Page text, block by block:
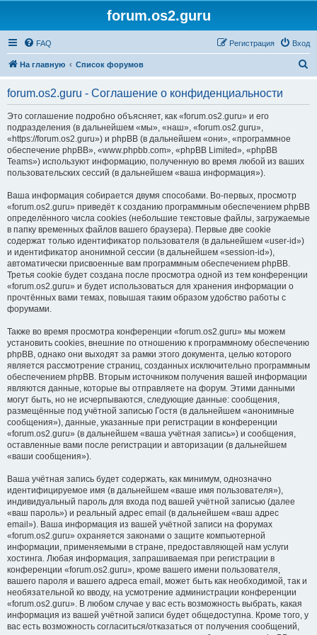
forum.os2.guru
FAQ Вход
Регистрация
На главную Список форумов
forum.os2.guru - Соглашение о конфиденциальности
Это соглашение подробно объясняет, как «forum.os2.guru» и его
подразделения (в дальнейшем «мы», «наш», «forum.os2.guru»,
«https://forum.os2.guru») и phpBB (в дальнейшем «они», «программное
обеспечение phpBB», «www.phpbb.com», «phpBB Limited», «phpBB
Teams») используют информацию, полученную во время любой из ваших
пользовательских сессий (в дальнейшем «ваша информация»).
Ваша информация собирается двумя способами. Во-первых, просмотр
«forum.os2.guru» приведёт к созданию программным обеспечением phpBB
определённого числа cookies (небольшие текстовые файлы, загружаемые
в папку временных файлов вашего браузера). Первые две cookie
содержат только идентификатор пользователя (в дальнейшем «user-id»)
и идентификатор анонимной сессии (в дальнейшем «session-id»),
автоматически присвоенные вам программным обеспечением phpBB.
Третья cookie будет создана после просмотра одной из тем конференции
«forum.os2.guru» и будет использоваться для хранения информации о
прочтённых вами темах, повышая таким образом удобство работы с
форумами.
Также во время просмотра конференции «forum.os2.guru» мы можем
установить cookies, внешние по отношению к программному обеспечению
phpBB, однако они выходят за рамки этого документа, целью которого
является рассмотрение страниц, созданных исключительно программным
обеспечением phpBB. Вторым источником получения вашей информации
являются данные, которые вы отправляете на форум. Этими данными
могут быть, но не исчерпываются, следующие данные: сообщения,
размещённые под учётной записью Гостя (в дальнейшем «анонимные
сообщения»), данные, указанные при регистрации в конференции
«forum.os2.guru» (в дальнейшем «ваша учётная запись») и сообщения,
оставленные вами после регистрации и авторизации (в дальнейшем
«ваши сообщения»).
Ваша учётная запись будет содержать, как минимум, однозначно
идентифицируемое имя (в дальнейшем «ваше имя пользователя»),
индивидуальный пароль для входа под вашей учётной записью (далее
«ваш пароль») и реальный адрес email (в дальнейшем «ваш адрес
email»). Ваша информация из вашей учётной записи на форумах
«forum.os2.guru» охраняется законами о защите компьютерной
информации, применяемыми в стране, предоставляющей нам услуги
хостинга. Любая информация, запрашиваемая при регистрации в
конференции «forum.os2.guru», кроме вашего имени пользователя,
вашего пароля и вашего адреса email, может быть как необходимой, так и
необязательной ко вводу, на усмотрение администрации конференции
«forum.os2.guru». В любом случае у вас есть возможность выбрать, какая
информация из вашей учётной записи будет общедоступна. Кроме того, у
вас есть возможность согласиться/отказаться от получения сообщений,